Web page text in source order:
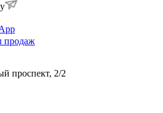
продаж
проспект, 2/2